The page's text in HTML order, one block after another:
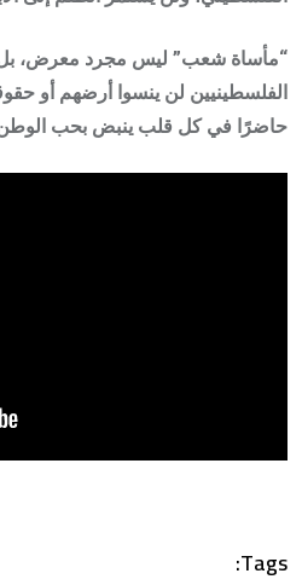
“مأساة شعب” ليس مجرد معرض، بل
الفلسطينيين لن ينسوا أرضهم أو
حاضرًا في كل قلب ينبض بحب
Tags: